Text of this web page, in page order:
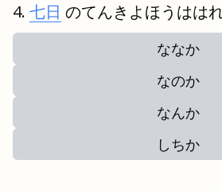
七日 のてんきよほうははれ
ななか
なのか
なんか
しちか